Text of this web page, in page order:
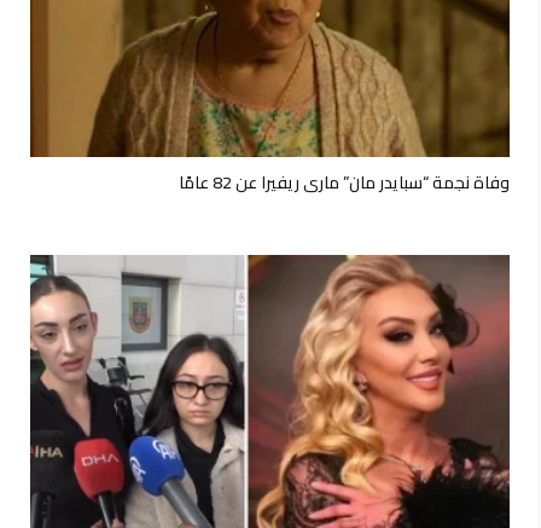
وفاة نجمة “سبايدر مان” ماري ريفيرا عن 82 عامًا